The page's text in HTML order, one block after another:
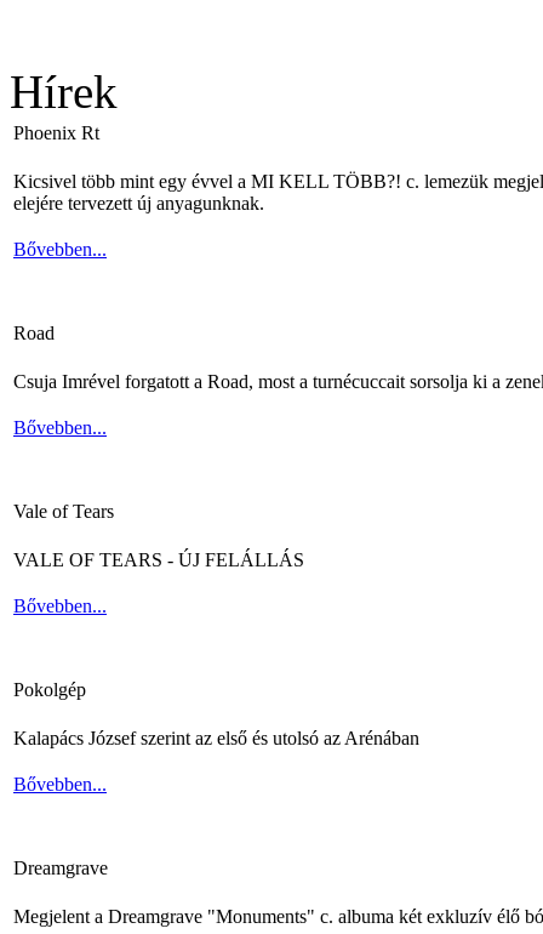
Hírek
Phoenix Rt
Kicsivel több mint egy évvel a MI KELL TÖBB?! c. lemezük
elejére tervezett új anyagunknak.
Bővebben...
Road
Csuja Imrével forgatott a Road, most a turnécuccait sorsolja ki a
Bővebben...
Vale of Tears
VALE OF TEARS - ÚJ FELÁLLÁS
Bővebben...
Pokolgép
Kalapács József szerint az első és utolsó az Arénában
Bővebben...
Dreamgrave
Megjelent a Dreamgrave "Monuments" c. albuma két exkluzív élő